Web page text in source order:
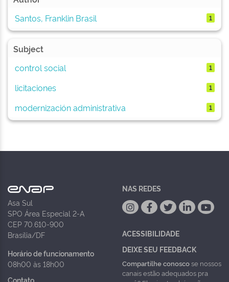
Santos, Franklin Brasil
1
Subject
control social
1
licitaciones 1
modernización administrativa 1
Asa Sul
SPO Área Especial 2-A
CEP 70.610-900
Brasília/DF
Horário de funcionamento
08h00 às 18h00
Contato
NAS REDES
ACESSIBILIDADE
DEIXE SEU FEEDBACK
Compartilhe conoscose nossos
canais estão adequados pra